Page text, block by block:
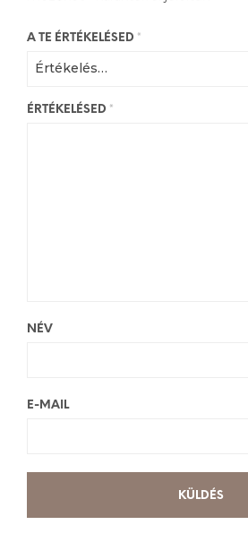
A TE ÉRTÉKELÉSED *
ÉRTÉKELÉSED *
NÉV
E-MAIL